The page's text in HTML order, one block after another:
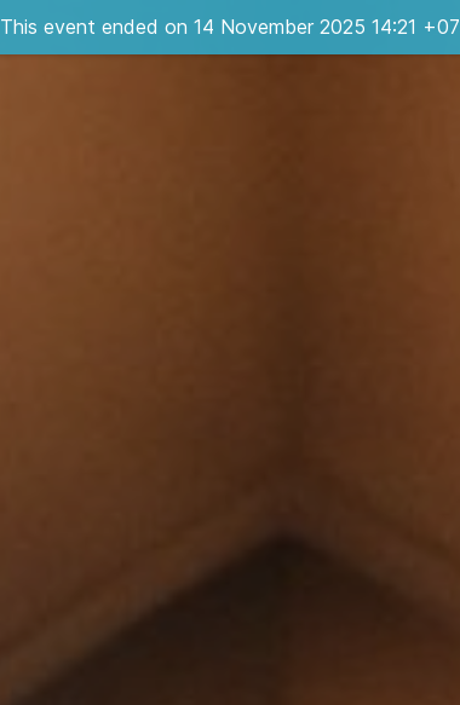
This event ended on 14 November 2025 14:21 +07